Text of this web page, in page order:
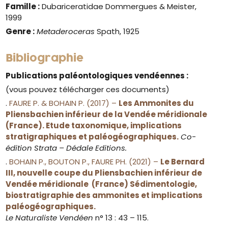
Famille :Dubariceratidae Dommergues & Meister,
1999
Genre : Metaderoceras Spath, 1925
Bibliographie
Publications paléontologiques vendéennes :
(vous pouvez télécharger ces documents)
.FAURE P. & BOHAIN P. (2017) – Les Ammonites du
Pliensbachien inférieur de la Vendée méridionale
(France). Etude taxonomique, implications
stratigraphiques et paléogéographiques. Co-
édition Strata – Dédale Editions.
.BOHAIN P., BOUTON P., FAURE PH. (2021) – Le Bernard
III, nouvelle coupe du Pliensbachien inférieur de
Vendée méridionale (France) Sédimentologie,
biostratigraphie des ammonites et implications
paléogéographiques.
Le Naturaliste Vendéen n° 13 : 43 – 115.